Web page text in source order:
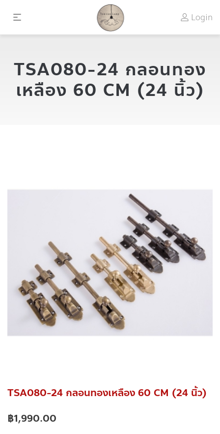
Login
TSA080-24 กลอนทอง
เหลือง 60 CM (24 นิ้ว)
TSA080-24 กลอนทองเหลือง 60 CM (24 นิ้ว)
฿1,990.00